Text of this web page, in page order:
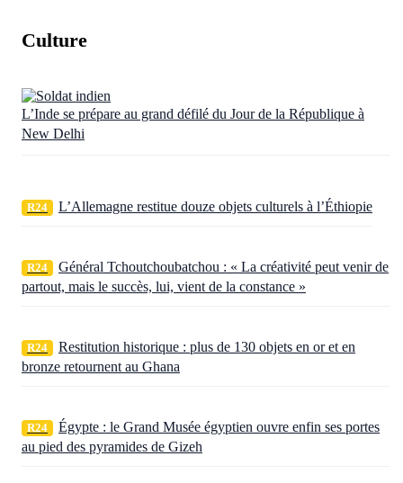
Culture
L’Inde se prépare au grand défilé du Jour de la République à
New Delhi
R24 L’Allemagne restitue douze objets culturels à l’Éthiopie
R24
Général Tchoutchoubatchou : « La créativité peut venir de
partout, mais le succès, lui, vient de la constance »
R24
Restitution historique : plus de 130 objets en or et en
bronze retournent au Ghana
R24
Égypte : le Grand Musée égyptien ouvre enfin ses portes
au pied des pyramides de Gizeh